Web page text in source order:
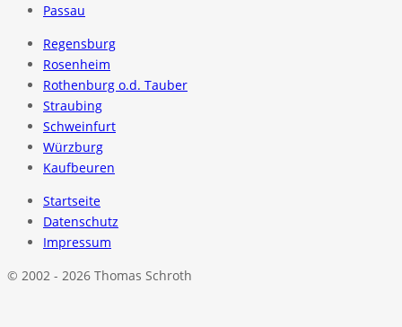
Passau
Regensburg
Rosenheim
Rothenburg o.d. Tauber
Straubing
Schweinfurt
Würzburg
Kaufbeuren
Startseite
Datenschutz
Impressum
© 2002 - 2026 Thomas Schroth